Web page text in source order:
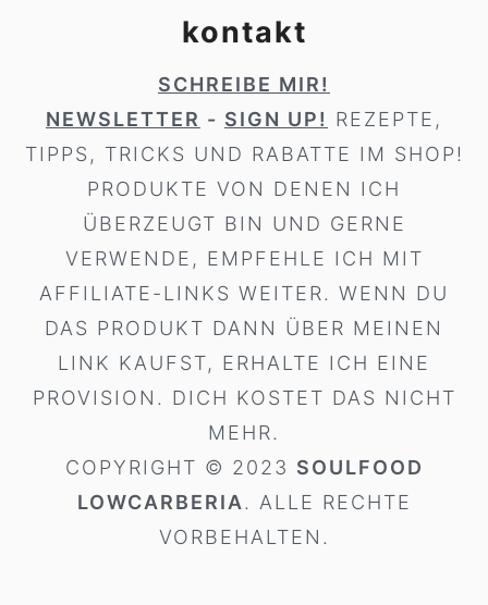
kontakt
SCHREIBE MIR!
NEWSLETTER - SIGN UP! REZEPTE,
TIPPS, TRICKS UND RABATTE IM SHOP!
PRODUKTE VON DENEN ICH
ÜBERZEUGT BIN UND GERNE
VERWENDE, EMPFEHLE ICH MIT
AFFILIATE-LINKS WEITER. WENN DU
DAS PRODUKT DANN ÜBER MEINEN
LINK KAUFST, ERHALTE ICH EINE
PROVISION. DICH KOSTET DAS NICHT
MEHR.
COPYRIGHT © 2023 SOULFOOD
LOWCARBERIA. ALLE RECHTE
VORBEHALTEN.